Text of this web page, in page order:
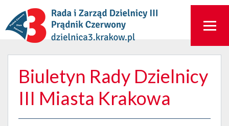
Biuletyn Rady Dzielnicy
III Miasta Krakowa